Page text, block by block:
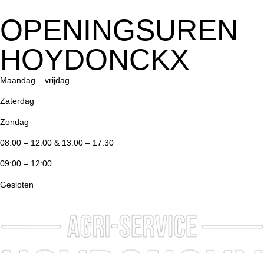
OPENINGSUREN
HOYDONCKX
Maandag – vrijdag
Zaterdag
Zondag
08:00 – 12:00 & 13:00 – 17:30
09:00 – 12:00
Gesloten